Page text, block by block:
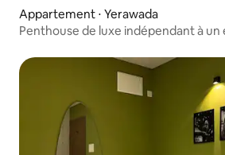
Appartement ⋅ Yerawada
Penthouse de luxe indépendant à